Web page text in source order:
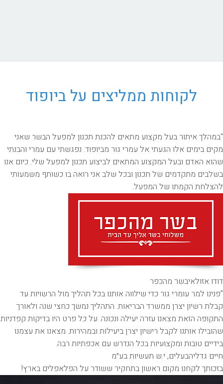
לקוחות ממליצים על ביופוד
"במהלך איתור בעל מקצוע מתאים להכנת תכנון למפעל הבשר שאני
מקים בימים אלו הגעתי אל עמרי גור מביופוד. נפגשתי עם עמרי והבנתי
שהוא האדם ובעל המקצוע המתאים לביצוע תכנון למפעל שלי. כיום אנו
בשלבים מתקדמים של תכנון ובכל שלב אני רואה בו כשותף משמעותי
להצלחת הקמתו של המפעל.
דודו אזולאיבשר מהכפר
"פנינו למר עומרי גור כדי שילווה אותנו בכל תהליך מול הרשויות עד
קבלת רשיון יצרן ממשרד הבריאות. התהליך נמשך כחצי שנה ולאורך
התקופה הזאת מצאנו עזרה יעילה ונכונה. על כל פרט היו בדיקות קפדניות
שהובילו אותנו לקבל רישיון יצרן ביעילות ובמהירות. מצאנו את עצמנו
בידיים טובות ומקצועיות בכל הנדרש עם אכפתיות רבה.
חיים גדליהבעלים, י.ש תעשיות בע״מ
בזכותך לקחנו מקום ראשון בתחקיר ששודר על הפלאפלים בארץ!